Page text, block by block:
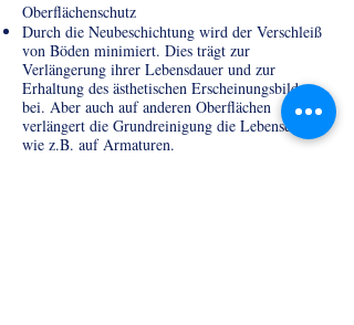
Oberflächenschutz
Durch die Neubeschichtung wird der Verschleiß
von Böden minimiert. Dies trägt zur
Verlängerung ihrer Lebensdauer und zur
Erhaltung des ästhetischen Erscheinungsbildes
bei. Aber auch auf anderen Oberflächen
verlängert die Grundreinigung die Lebensdauer,
wie z.B. auf Armaturen.